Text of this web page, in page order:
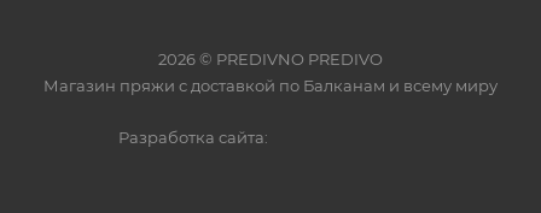
2026 © PREDIVNO PREDIVO
Магазин пряжи с доставкой по Балканам и всему миру
Разработка сайта: